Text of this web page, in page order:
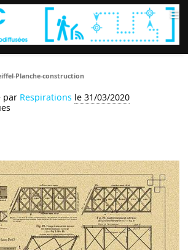
≡
Planche-construction
par Respirations le 31/03/2020